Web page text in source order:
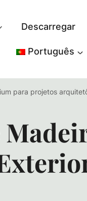
Descarregar
Português
para projetos